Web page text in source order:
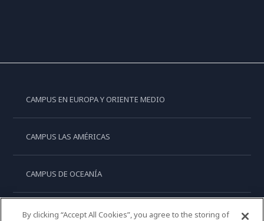
CAMPUS EN EUROPA Y ORIENTE MEDIO
CAMPUS LAS AMÉRICAS
CAMPUS DE OCEANÍA
CAMPUS DE ASIA
By clicking “Accept All Cookies”, you agree to the storing of